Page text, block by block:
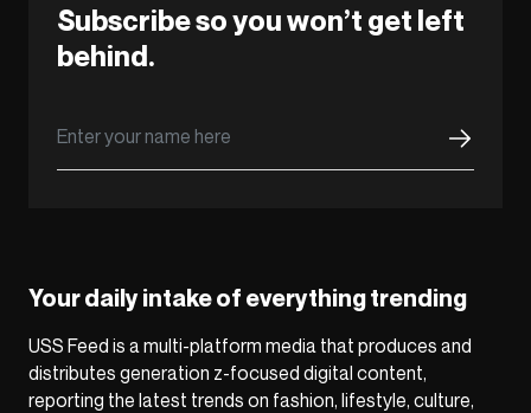
Subscribe so you won’t get left
behind.
Your daily intake of everything trending
USS Feed is a multi-platform media that produces and
distributes generation z-focused digital content,
reporting the latest trends on fashion, lifestyle, culture,